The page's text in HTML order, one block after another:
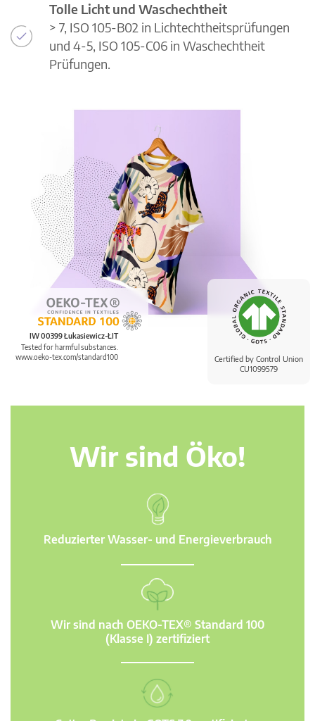
Certified by Control Union
CU1099579
IW 00399 Łukasiewicz-ŁIT
Tested for harmful substances.
www.oeko-tex.com/standard100
Tolle Licht und Waschechtheit
> 7, ISO 105-B02 in Lichtechtheitsprüfungen
und 4-5, ISO 105-C06 in Waschechtheit
Prüfungen.
Wir sind Öko!
Reduzierter Wasser- und Energieverbrauch
Wir sind nach OEKO-TEX® Standard 100
(Klasse I) zertifiziert